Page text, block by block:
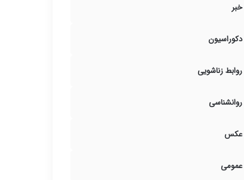
خبر
دکوراسیون
روابط زناشویی
روانشناسی
عکس
عمومی